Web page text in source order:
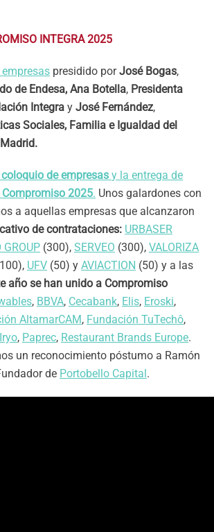
INTEGRA 2025
presidido porJosé Bogas,
de Endesa, Ana Botella, Presidenta
Integra y José Fernández,
Sociales, Familia e Igualdad del
coloquio de empresas y la entrega de
Compromiso 2025. Unos galardones con
a aquellas empresas que alcanzaron
de contrataciones: URBASER
GROUP (300), SERVEO (300), VALORIZA
UFV (50) y AVIACTION (50) y a las
año se han unido a Compromiso
, BBVA, Cecabank, Elis, Eroski,
AltamarCAM, Fundación TuTechô,
Iryo, Paprec, Restaurant Brands Europe.
un reconocimiento póstumo a Ramón
de Portobello Capital.